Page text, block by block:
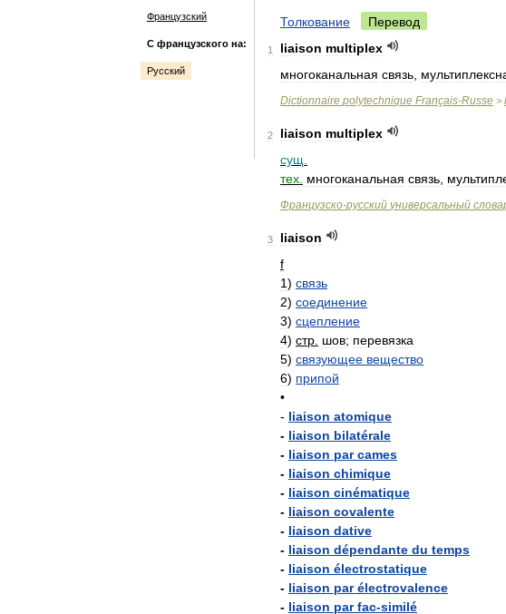
Французский
С французского на:
Русский
Толкование Перевод
1 liaison multiplex
многоканальная связь
Dictionnaire polytechnique Français-Russe >
2 liaison multiplex
сущ
тех многоканальная связь
Французско-русский универсальный
3
liaison
f
1) связь
2) соединение
3) сцепление
4) стр шов; перевязка
5) связующее вещество
6) припой
•
- liaison atomique
- liaison bilatérale
- liaison par cames
- liaison chimique
- liaison cinématique
- liaison covalente
- liaison dative
- liaison dépendante du temps
- liaison électrostatique
- liaison par électrovalence
- liaison par fac-similé